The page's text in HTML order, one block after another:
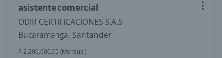
asistente comercial
ODIR CERTIFICACIONES S.A.S
Bucaramanga, Santander
$ 2.200.000,00 (Mensual)